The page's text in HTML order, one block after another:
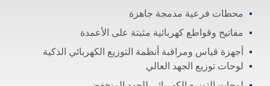
محطات فرعية مدمجة جاهزة
مفاتيح وقواطع كهربائية مثبتة على الأعمدة
أجهزة قياس ومراقبة أنظمة التوزيع الكهربائي الذكية
لوحات توزيع الجهد العالي